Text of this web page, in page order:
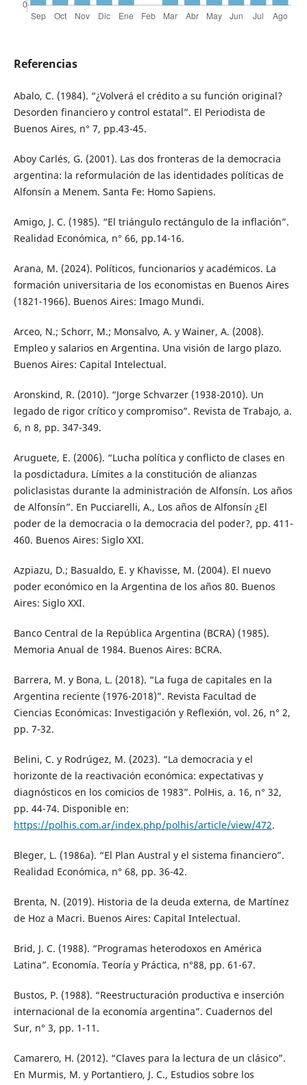
Referencias
Abalo, C. (1984). “¿Volverá el crédito a su función original?
Desorden financiero y control estatal”. El Periodista de
Buenos Aires, n° 7, pp.43-45.
Aboy Carlés, G. (2001). Las dos fronteras de la democracia
argentina: la reformulación de las identidades políticas de
Alfonsín a Menem. Santa Fe: Homo Sapiens.
Amigo, J. C. (1985). “El triángulo rectángulo de la inflación”.
Realidad Económica, n° 66, pp.14-16.
Arana, M. (2024). Políticos, funcionarios y académicos. La
formación universitaria de los economistas en Buenos Aires
(1821-1966). Buenos Aires: Imago Mundi.
Arceo, N.; Schorr, M.; Monsalvo, A. y Wainer, A. (2008).
Empleo y salarios en Argentina. Una visión de largo plazo.
Buenos Aires: Capital Intelectual.
Aronskind, R. (2010). “Jorge Schvarzer (1938-2010). Un
legado de rigor crítico y compromiso”. Revista de Trabajo, a.
6, n 8, pp. 347-349.
Aruguete, E. (2006). “Lucha política y conflicto de clases en
la posdictadura. Límites a la constitución de alianzas
policlasistas durante la administración de Alfonsín. Los años
de Alfonsín”. En Pucciarelli, A., Los años de Alfonsín ¿El
poder de la democracia o la democracia del poder?, pp. 411-
460. Buenos Aires: Siglo XXI.
Azpiazu, D.; Basualdo, E. y Khavisse, M. (2004). El nuevo
poder económico en la Argentina de los años 80. Buenos
Aires: Siglo XXI.
Banco Central de la República Argentina (BCRA) (1985).
Memoria Anual de 1984. Buenos Aires: BCRA.
Barrera, M. y Bona, L. (2018). “La fuga de capitales en la
Argentina reciente (1976-2018)”. Revista Facultad de
Ciencias Económicas: Investigación y Reflexión, vol. 26, n° 2,
pp. 7-32.
Belini, C. y Rodrúgez, M. (2023). “La democracia y el
horizonte de la reactivación económica: expectativas y
diagnósticos en los comicios de 1983”. PolHis, a. 16, n° 32,
pp. 44-74. Disponible en:
https://polhis.com.ar/index.php/polhis/article/view/472.
Bleger, L. (1986a). “El Plan Austral y el sistema financiero”.
Realidad Económica, n° 68, pp. 36-42.
Brenta, N. (2019). Historia de la deuda externa, de Martínez
de Hoz a Macri. Buenos Aires: Capital Intelectual.
Brid, J. C. (1988). “Programas heterodoxos en América
Latina”. Economía. Teoría y Práctica, n°88, pp. 61-67.
Bustos, P. (1988). “Reestructuración productiva e inserción
internacional de la economía argentina”. Cuadernos del
Sur, n° 3, pp. 1-11.
Camarero, H. (2012). “Claves para la lectura de un clásico”.
En Murmis, M. y Portantiero, J. C., Estudios sobre los